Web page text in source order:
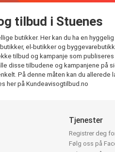
tilbud i Stuenes
butikker. Her kan du ha en
el-butikker og
tilbud og kampanje som
disse tilbudene og kampanjene på
På denne måten kan du
her på Kundeavisogtilbud.no
Tjenester
Registrer deg
Følg oss på